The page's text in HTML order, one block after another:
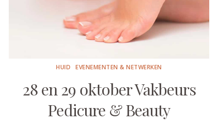
HUID EVENEMENTEN & NETWERKEN
28 en 29 oktober Vakbeurs
Pedicure & Beauty